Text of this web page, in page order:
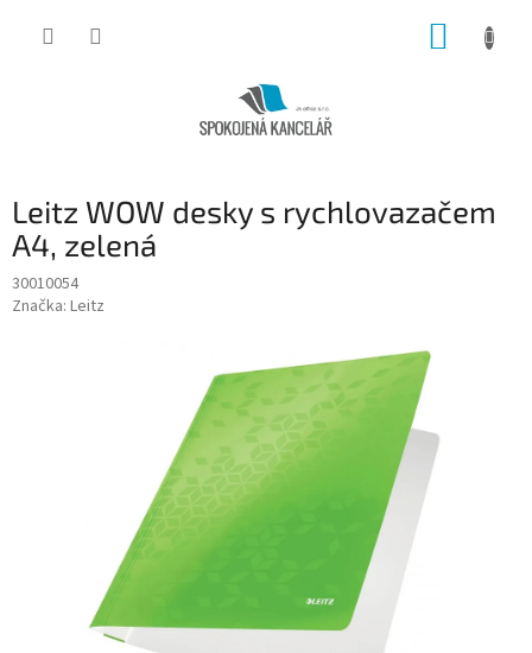
Leitz WOW desky s rychlovazačem
A4, zelená
30010054
Značka: Leitz